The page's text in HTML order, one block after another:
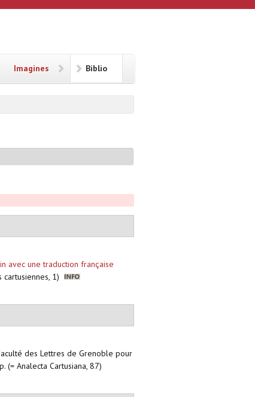
Imagines Biblio
avec une traduction française
1)
des Lettres de Grenoble pour
Analecta Cartusiana, 87)